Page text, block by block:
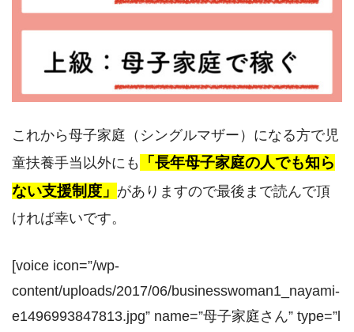
これから母子家庭（シングルマザー）になる方で児
童扶養手当以外にも
「長年母子家庭の人でも知ら
ない支援制度」 がありますので最後まで読んで頂
ければ幸いです。
[voice icon=”/wp-
content/uploads/2017/06/businesswoman1_nayami-
e1496993847813.jpg” name=”母子家庭さん” type=”l